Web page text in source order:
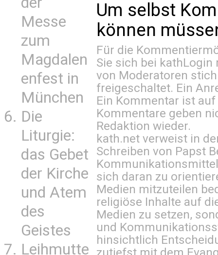
Messe
zum
Magdalen
enfest in
München
Die
Liturgie:
das Gebet
der Kirche
und Atem
des
Geistes
Leihmutte
Um selbst
können
Für die
Sie sich bei kathLogin
von Moderatoren
freigeschaltet. Ein
Ein Kommentar ist
Kommentare geben
Redaktion wieder.
kath.net verweist in
Schreiben von Papst
sich daran zu
Medien mitzuteilen
religiöse Inhalte auf
Medien zu setzen,
und
hinsichtlich